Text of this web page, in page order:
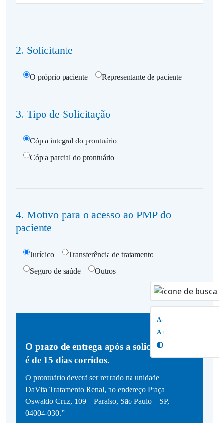
A-
A+
2. Solicitante
O próprio paciente Representante de paciente
3. Tipo de Solicitação
Cópia integral do prontuário
Cópia parcial do prontuário
4. Motivo para o acesso ao PMP do
paciente
Jurídico
Transferência de tratamento
Seguro de saúde
Outros
O prazo de entrega após a solicitação
é de 15 dias corridos.
O prontuário deverá ser retirado na unidade
DaVita Tratamento Renal, no endereço Praça
Oswaldo Cruz, 109 – Paraíso, São Paulo – SP,
04004-030.”